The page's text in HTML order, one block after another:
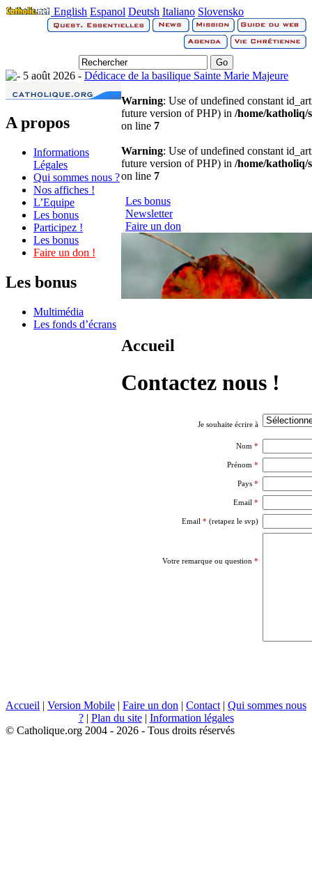
English Espanol Deutsh Italiano Slovensko
5 août 2026 - Dédicace de la basilique Sainte Marie Majeure
A propos
Informations
Légales
Qui sommes nous ?
Nos affiches !
L’Equipe
Les bonus
Participez !
Les bonus
Faire un don !
Les bonus
Multimédia
Les fonds d’écrans
Warning: Use of undefined constant
future version of PHP) in /home/katholiq/
on line 7
Warning: Use of undefined constant
future version of PHP) in /home/katholiq/
on line 7
Les bonus
Newsletter
Faire un don
Accueil
Contactez nous !
Je souhaite écrire à
Nom *
Prénom *
Pays *
Email *
Email * (retapez le svp)
Votre remarque ou question *
Accueil | Version Mobile | Faire un don | Contact | Qui sommes nous
?| Plan du site| Information légales
© Catholique.org 2004 - 2026 - Tous droits réservés